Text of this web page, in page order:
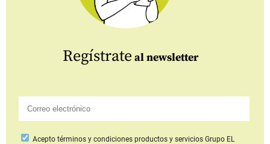
Regístrate al newsletter
Aceptotérminos y condiciones productos y serviciosGrupo EL